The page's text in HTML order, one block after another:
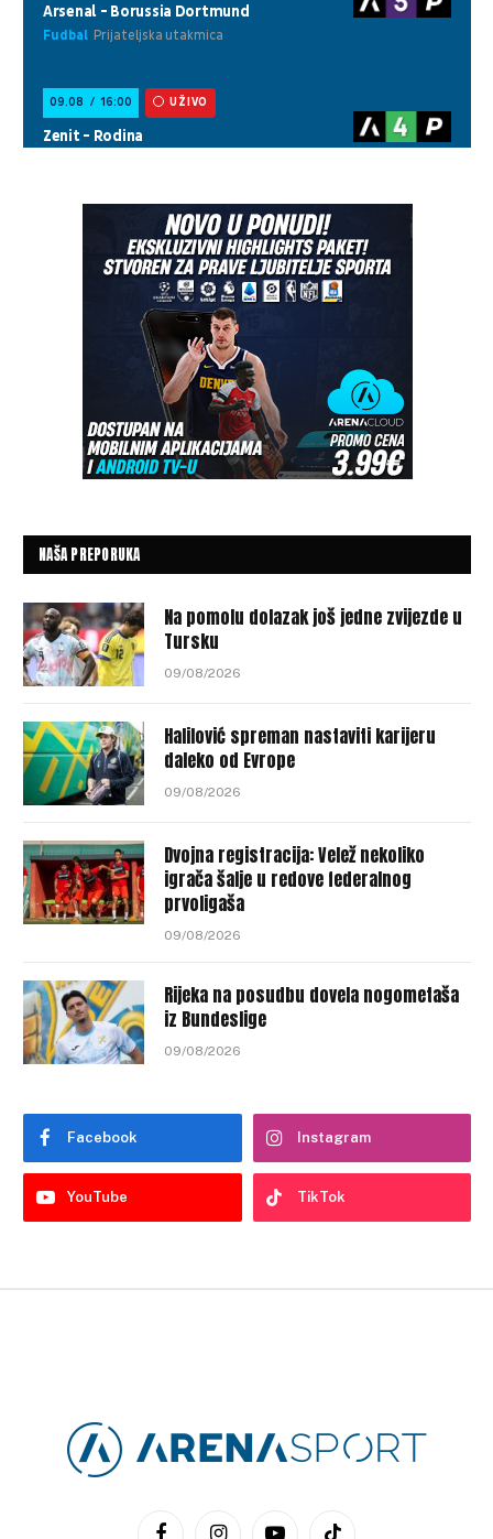
NAŠA PREPORUKA
Na pomolu dolazak još jedne zvijezde u
Tursku
09/08/2026
Halilović spreman nastaviti karijeru
daleko od Evrope
09/08/2026
Dvojna registracija: Velež nekoliko
igrača šalje u redove federalnog
prvoligaša
09/08/2026
Rijeka na posudbu dovela nogometaša
iz Bundeslige
09/08/2026
Facebook Instagram
YouTube TikTok